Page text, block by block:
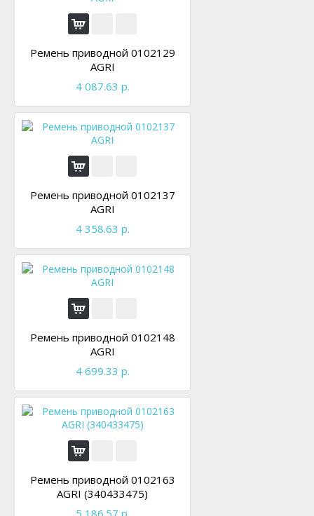
Ремень приводной 0102129
AGRI
4 087.63 р.
Ремень приводной 0102137
AGRI
4 358.63 р.
Ремень приводной 0102148
AGRI
4 699.33 р.
Ремень приводной 0102163
AGRI (340433475)
5 186.57 р.